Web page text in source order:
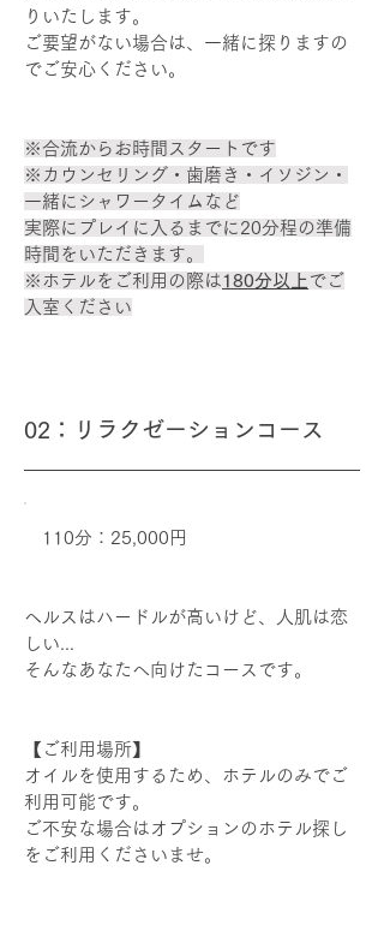
りいたします。
ご要望がない場合は、一緒に探りますの
でご安心ください。
※合流からお時間スタートです
※カウンセリング・歯磨き・イソジン・
一緒にシャワータイムなど
実際にプレイに入るまでに20分程の準備
時間をいただきます。
※ホテルをご利用の際は 180分以上 でご
入室ください
02：リラクゼーションコース
110分：25,000円
ヘルスはハードルが高いけど、人肌は恋
しい...
​そんなあなたへ向けたコースです。
​【ご利用場所】
オイルを使用するため、ホテルのみでご
利用可能です。
ご不安な場合はオプションのホテル探し
をご利用くださいませ。